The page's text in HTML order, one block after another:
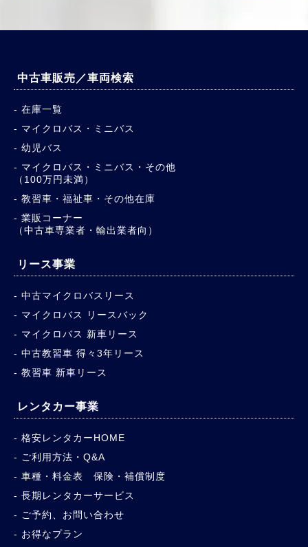
中古車販売／車両検索
在庫一覧
マイクロバス・ミニバス
幼児バス
マイクロバス・ミニバス・その他
（100万円未満）
教習車・福祉車・その他在庫
業販コーナー
（中古車専業者・輸出業者向）
リース事業
中古マイクロバスリース
マイクロバス リースバック
マイクロバス 新車リース
中古教習車 得々3年リース
教習車 新車リース
レンタカー事業
格安レンタカーHOME
ご利用方法・Q&A
車種・料金表 保険・補償制度
長期レンタカーサービス
ご予約、お問い合わせ
お得なプラン